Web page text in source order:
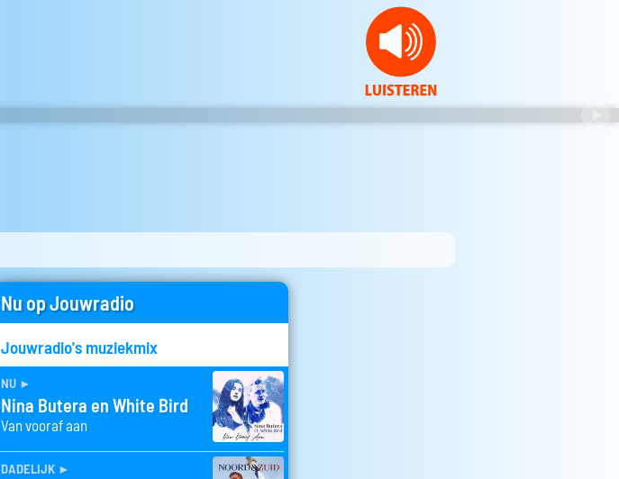
Nu op Jouwradio
Jouwradio's muziekmix
nu ►
Nina Butera en White Bird
Van vooraf aan
dadelijk ►